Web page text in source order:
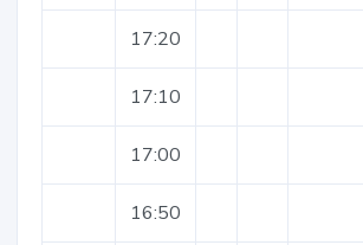
17:20
17:10
17:00
16:50